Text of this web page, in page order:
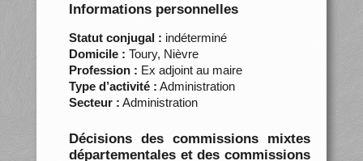
Informations personnelles
Statut conjugal : indéterminé
Domicile : Toury, Nièvre
Profession : Ex adjoint au maire
Type d’activité : Administration
Secteur : Administration
Décisions des commissions mixtes
départementales et des commissions